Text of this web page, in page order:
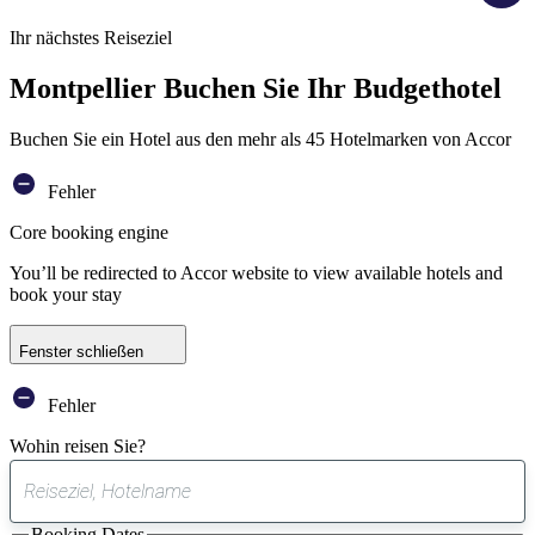
Ihr nächstes Reiseziel
Montpellier Buchen Sie Ihr Budgethotel
Buchen Sie ein Hotel aus den mehr als 45 Hotelmarken von Accor
Fehler
Core booking engine
You’ll be redirected to Accor website to view available hotels and
book your stay
Fenster schließen
Fehler
Wohin reisen Sie?
gefundener